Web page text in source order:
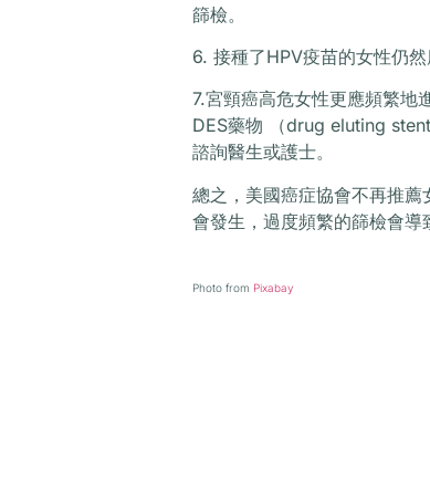
篩檢。
6. 接種了HPV疫苗的女性仍
7.宮頸癌高危女性更應頻繁地
DES藥物 （drug eluting
諮詢醫生或護士。
總之，美國癌症協會不再推
會發生，過度頻繁的篩檢會導
Photo from Pixabay